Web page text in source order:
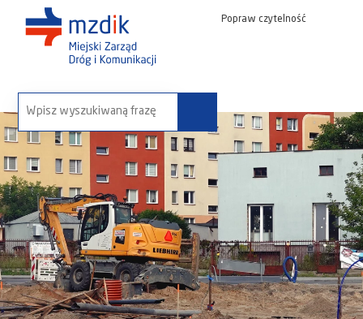
Popraw czytelność
wyszukaj na stronie: